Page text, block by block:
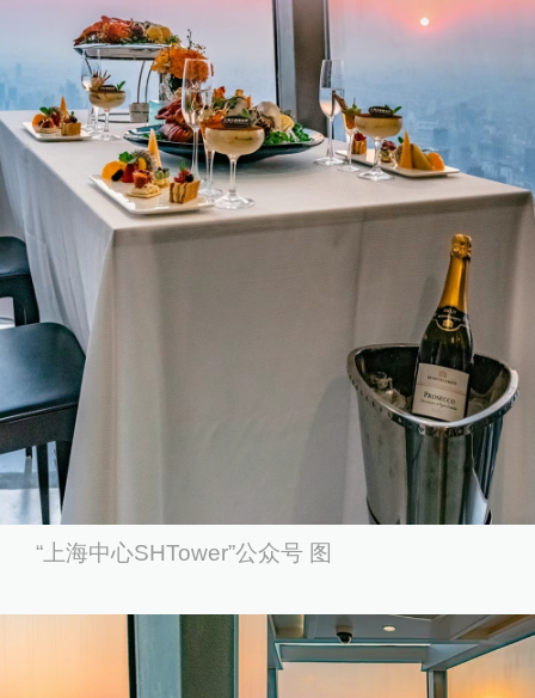
“上海中心SHTower”公众号 图